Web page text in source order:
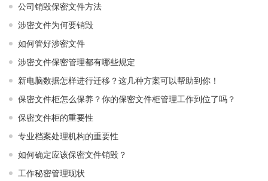
公司销毁保密文件方法
涉密文件为何要销毁
如何管好涉密文件
涉密文件保密管理都有哪些规定
新电脑数据怎样进行迁移？这几种方案可以帮助到你！
保密文件柜怎么保养？你的保密文件柜管理工作到位了吗？
保密文件柜的重要性
专业档案处理机构的重要性
如何确定应该保密文件销毁？
工作秘密管理现状